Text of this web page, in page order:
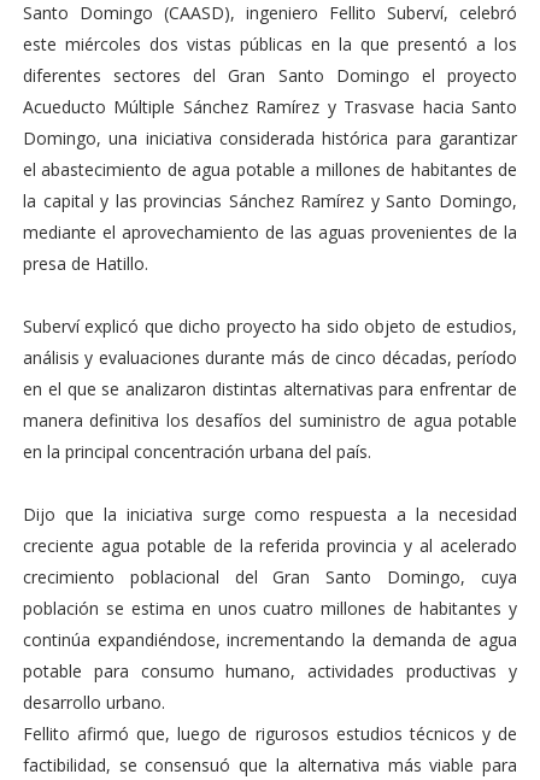
Santo Domingo (CAASD), ingeniero Fellito Suberví, celebró
este miércoles dos vistas públicas en la que presentó a los
diferentes sectores del Gran Santo Domingo el proyecto
Acueducto Múltiple Sánchez Ramírez y Trasvase hacia Santo
Domingo, una iniciativa considerada histórica para garantizar
el abastecimiento de agua potable a millones de habitantes de
la capital y las provincias Sánchez Ramírez y Santo Domingo,
mediante el aprovechamiento de las aguas provenientes de la
presa de Hatillo.
Suberví explicó que dicho proyecto ha sido objeto de estudios,
análisis y evaluaciones durante más de cinco décadas, período
en el que se analizaron distintas alternativas para enfrentar de
manera definitiva los desafíos del suministro de agua potable
en la principal concentración urbana del país.
Dijo que la iniciativa surge como respuesta a la necesidad
creciente agua potable de la referida provincia y al acelerado
crecimiento poblacional del Gran Santo Domingo, cuya
población se estima en unos cuatro millones de habitantes y
continúa expandiéndose, incrementando la demanda de agua
potable para consumo humano, actividades productivas y
desarrollo urbano.
Fellito afirmó que, luego de rigurosos estudios técnicos y de
factibilidad, se consensuó que la alternativa más viable para